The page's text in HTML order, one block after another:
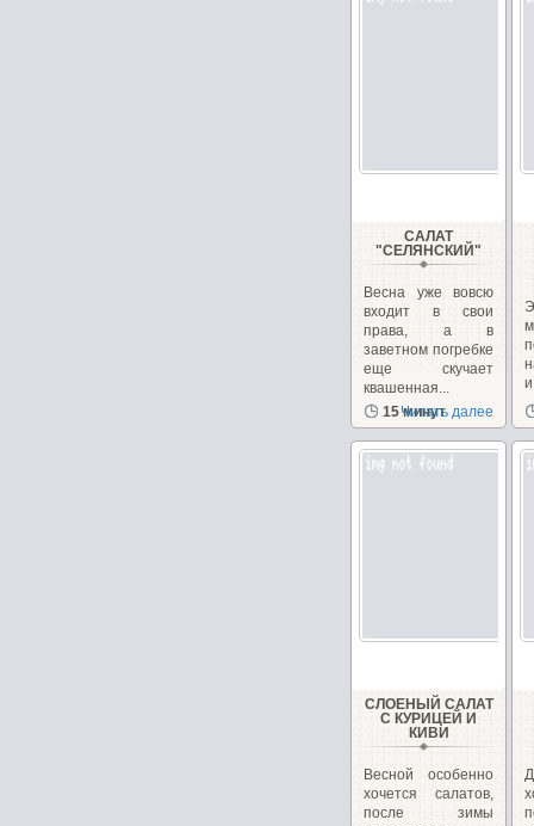
САЛАТ
"СЕЛЯНСКИЙ"
Весна уже вовсю
входит в свои
права, а в
заветном погребке
еще скучает
квашенная...
15 минут
Читать далее
СЛОЕНЫЙ САЛАТ
С КУРИЦЕЙ И
КИВИ
Весной особенно
хочется салатов,
после зимы